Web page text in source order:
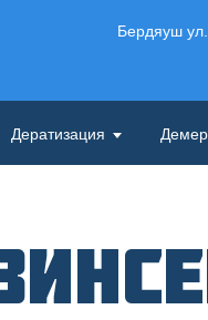
Бердяуш
Дератизация